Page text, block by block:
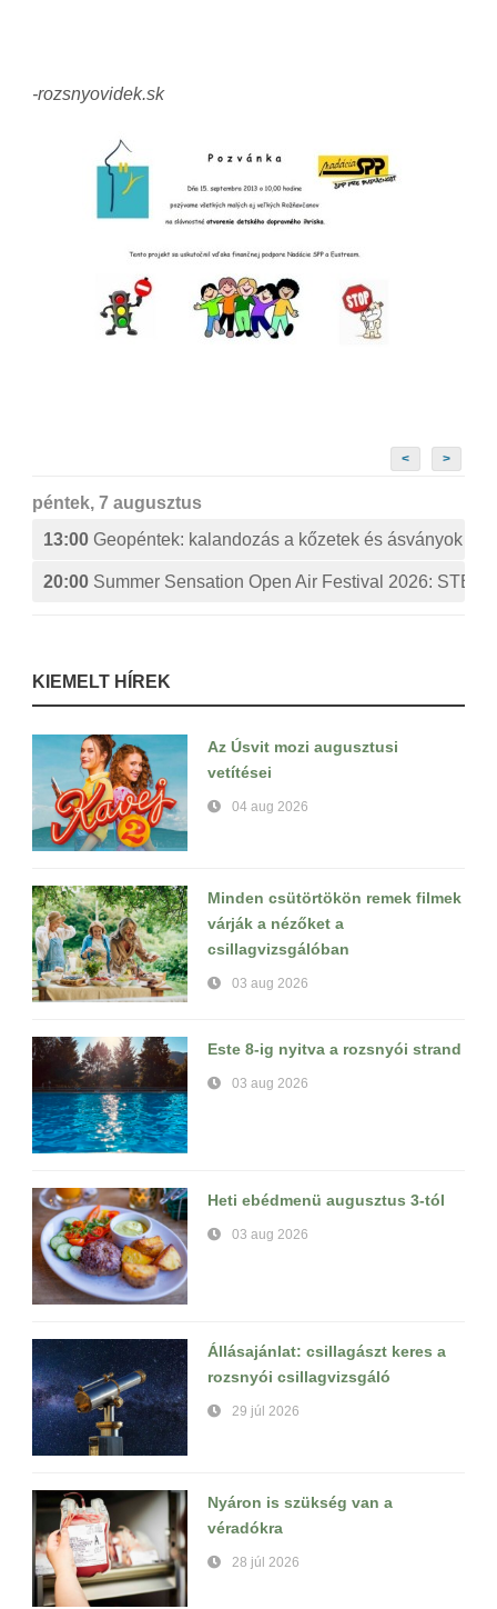
-rozsnyovidek.sk
< >
péntek, 7 augusztus
13:00 Geopéntek: kalandozás a kőzetek és ásványok
20:00 Summer Sensation Open Air Festival 2026:
KIEMELT HÍREK
Az Úsvit mozi augusztusi
vetítései
04 aug 2026
Minden csütörtökön remek filmek
várják a nézőket a
csillagvizsgálóban
03 aug 2026
Este 8-ig nyitva a rozsnyói strand
03 aug 2026
Heti ebédmenü augusztus 3-tól
03 aug 2026
Állásajánlat: csillagászt keres a
rozsnyói csillagvizsgáló
29 júl 2026
Nyáron is szükség van a
véradókra
28 júl 2026